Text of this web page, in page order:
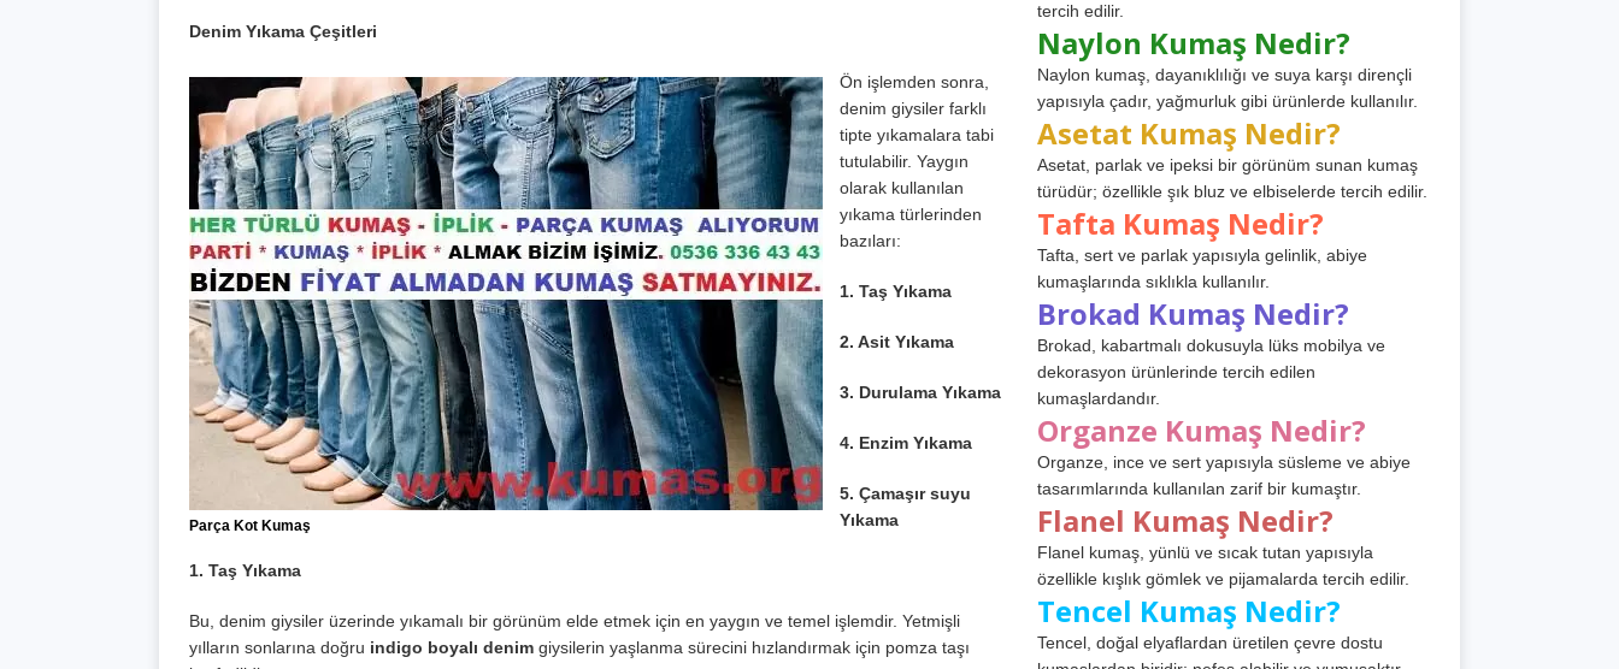
Denim Yıkama Çeşitleri
Parça Kot Kumaş
Ön işlemden sonra,
denim giysiler farklı
tipte yıkamalara tabi
tutulabilir. Yaygın
olarak kullanılan
yıkama türlerinden
bazıları:
1. Taş Yıkama
2. Asit Yıkama
3. Durulama Yıkama
4. Enzim Yıkama
5. Çamaşır suyu
Yıkama
1. Taş Yıkama
Bu, denim giysiler üzerinde yıkamalı bir görünüm elde etmek için en yaygın ve temel işlemdir. Yetmişli
yılların sonlarına doğru indigo boyalı denim giysilerin yaşlanma sürecini hızlandırmak için pomza taşı
tercih edilir.
Naylon Kumaş Nedir?
Naylon kumaş, dayanıklılığı ve suya karşı dirençli
yapısıyla çadır, yağmurluk gibi ürünlerde kullanılır.
Asetat Kumaş Nedir?
Asetat, parlak ve ipeksi bir görünüm sunan kumaş
türüdür; özellikle şık bluz ve elbiselerde tercih edilir.
Tafta Kumaş Nedir?
Tafta, sert ve parlak yapısıyla gelinlik, abiye
kumaşlarında sıklıkla kullanılır.
Brokad Kumaş Nedir?
Brokad, kabartmalı dokusuyla lüks mobilya ve
dekorasyon ürünlerinde tercih edilen
kumaşlardandır.
Organze Kumaş Nedir?
Organze, ince ve sert yapısıyla süsleme ve abiye
tasarımlarında kullanılan zarif bir kumaştır.
Flanel Kumaş Nedir?
Flanel kumaş, yünlü ve sıcak tutan yapısıyla
özellikle kışlık gömlek ve pijamalarda tercih edilir.
Tencel Kumaş Nedir?
Tencel, doğal elyaflardan üretilen çevre dostu